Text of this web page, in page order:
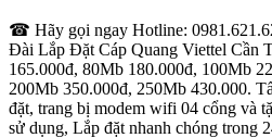
☎ Hãy gọi ngay Hotline:
Đài Lắp Đặt Cáp Quang Viettel Cần
165.000đ, 80Mb 180.000đ, 100Mb
200Mb 350.000đ, 250Mb 430.000.
đặt, trang bị modem wifi 04 cổng và
sử dụng, Lắp đặt nhanh chóng trong